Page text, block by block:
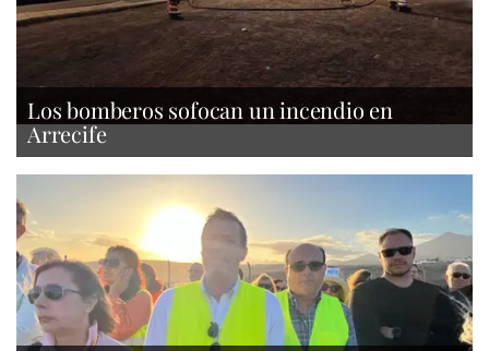
Los bomberos sofocan un incendio en
Arrecife